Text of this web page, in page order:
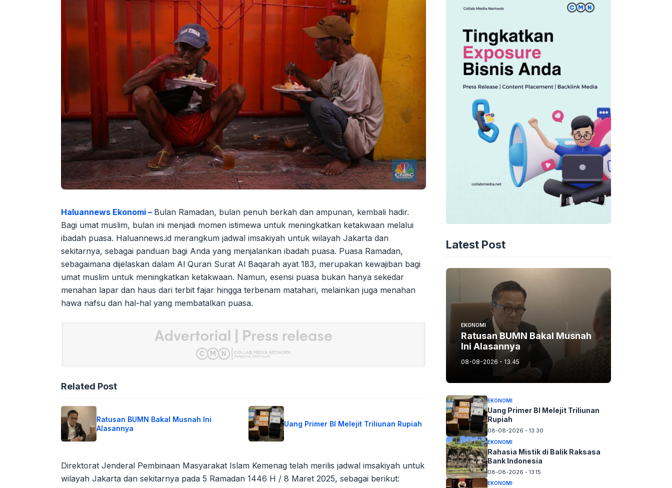
Haluannews Ekonomi – Bulan Ramadan, bulan penuh berkah dan ampunan, kembali hadir.
Bagi umat muslim, bulan ini menjadi momen istimewa untuk meningkatkan ketakwaan melalui
ibadah puasa. Haluannews.id merangkum jadwal imsakiyah untuk wilayah Jakarta dan
sekitarnya, sebagai panduan bagi Anda yang menjalankan ibadah puasa. Puasa Ramadan,
sebagaimana dijelaskan dalam Al Quran Surat Al Baqarah ayat 183, merupakan kewajiban bagi
umat muslim untuk meningkatkan ketakwaan. Namun, esensi puasa bukan hanya sekedar
menahan lapar dan haus dari terbit fajar hingga terbenam matahari, melainkan juga menahan
hawa nafsu dan hal-hal yang membatalkan puasa.
Related Post
Ratusan BUMN Bakal Musnah Ini
Alasannya
Uang Primer BI Melejit Triliunan Rupiah
Direktorat Jenderal Pembinaan Masyarakat Islam Kemenag telah merilis jadwal imsakiyah untuk
wilayah Jakarta dan sekitarnya pada 5 Ramadan 1446 H / 8 Maret 2025, sebagai berikut:
Latest Post
EKONOMI
Ratusan BUMN Bakal Musnah
Ini Alasannya
08-08-2026 - 13.45
EKONOMI
Uang Primer BI Melejit Triliunan
Rupiah
08-08-2026 - 13.30
EKONOMI
Rahasia Mistik di Balik Raksasa
Bank Indonesia
08-08-2026 - 13.15
EKONOMI